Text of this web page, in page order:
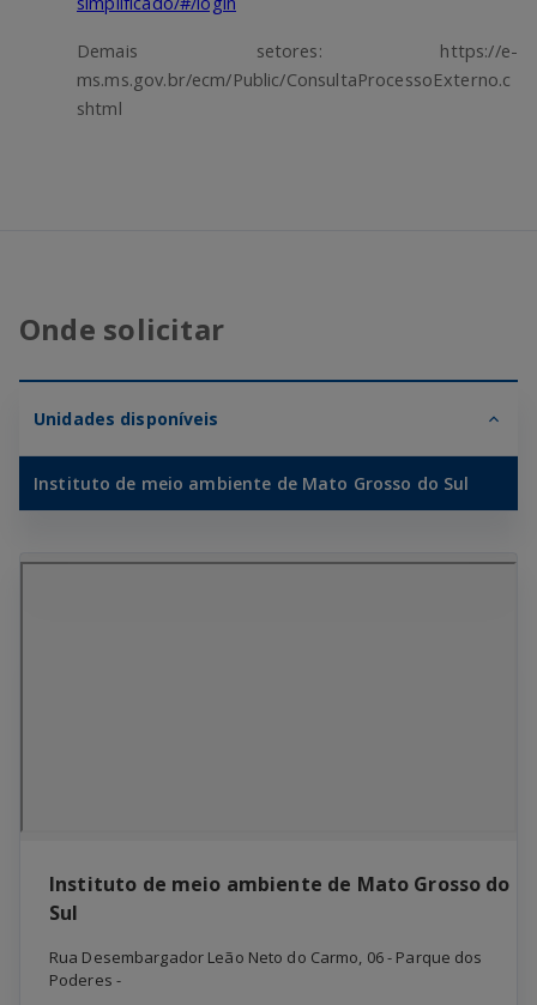
Demais setores: https://e-
ms.ms.gov.br/ecm/Public/ConsultaProcessoExterno.c
shtml
Onde solicitar
Unidades disponíveis
Instituto de meio ambiente de Mato Grosso do Sul
Instituto de meio ambiente de Mato Grosso do
Sul
Rua Desembargador Leão Neto do Carmo, 06- Parque dos
Poderes -